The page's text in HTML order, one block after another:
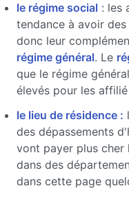
le régime social : les
tendance à avoir
donc leur
régime général. Le
que le régime
élevés pour les
le lieu de résidence :
des dépassements
vont payer plus cher
dans des
dans cette page